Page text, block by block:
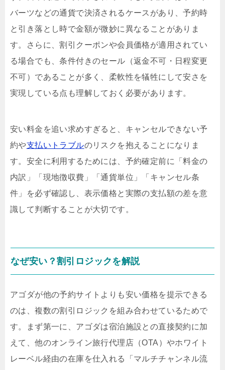
バーツなどの通貨で決済されるケースがあり、予約時
と引き落とし時で金額が微妙に異なることがありま
す。さらに、割引クーポンや会員価格が適用されてい
る場合でも、条件付きのセール（返金不可・日程変更
不可）であることが多く、柔軟性を犠牲にして安さを
実現している点も理解しておく必要があります。
安い料金を追い求めすぎると、キャンセルできない予
約や支払いトラブルのリスクを抱えることになりま
す。安全に利用するためには、予約確定前に「料金の
内訳」「現地徴収費」「通貨単位」「キャンセル条
件」を必ず確認し、表示価格と実際の支払額の差を意
識して判断することが大切です。
なぜ安い？割引ロジックを解説
アゴダが他の予約サイトよりも安い価格を提示できる
のは、複数の割引ロジックを組み合わせているためで
す。まず第一に、アゴダは宿泊施設との直接契約に加
えて、他のオンライン旅行代理店（OTA）やホワイト
レーベル経由の在庫を仕入れる「マルチチャンネル流